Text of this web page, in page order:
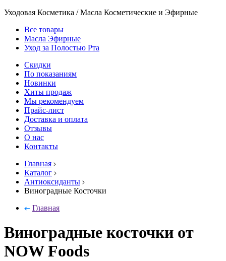
Уходовая Косметика / Масла Косметические и Эфирные
Все товары
Масла Эфирные
Уход за Полостью Рта
Скидки
По показаниям
Новинки
Хиты продаж
Мы рекомендуем
Прайс-лист
Доставка и оплата
Отзывы
О нас
Контакты
Главная
Каталог
Антиоксиданты
Виноградные Косточки
Главная
Виноградные косточки от
NOW Foods